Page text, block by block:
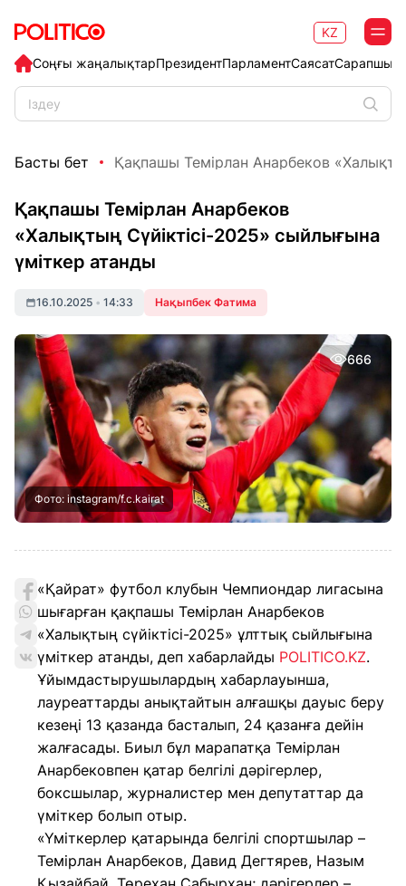
Соңғы жаңалықтарПрезидентПарламентСаясат
KZ
Басты бет Қақпашы Темірлан Анарбеков
Қақпашы Темірлан Анарбеков
«Халықтың Сүйіктісі-2025» сыйлығына
үміткер атанды
16.10.2025 • 14:33 Нақыпбек Фатима
666
Фото: instagram/f.c.kairat
«Қайрат» футбол клубын Чемпиондар лигасына
шығарған қақпашы Темірлан Анарбеков
«Халықтың сүйіктісі-2025» ұлттық сыйлығына
үміткер атанды, деп хабарлайды POLITICO.KZ.
Ұйымдастырушылардың хабарлауынша,
лауреаттарды анықтайтын алғашқы дауыс беру
кезеңі 13 қазанда басталып, 24 қазанға дейін
жалғасады. Биыл бұл марапатқа Темірлан
Анарбековпен қатар белгілі дәрігерлер,
боксшылар, журналистер мен депутаттар да
үміткер болып отыр.
«Үміткерлер қатарында белгілі спортшылар –
Темірлан Анарбеков, Давид Дегтярев, Назым